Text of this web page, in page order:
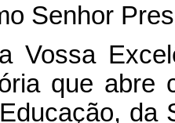
Senhor
Vossa
que abre
da